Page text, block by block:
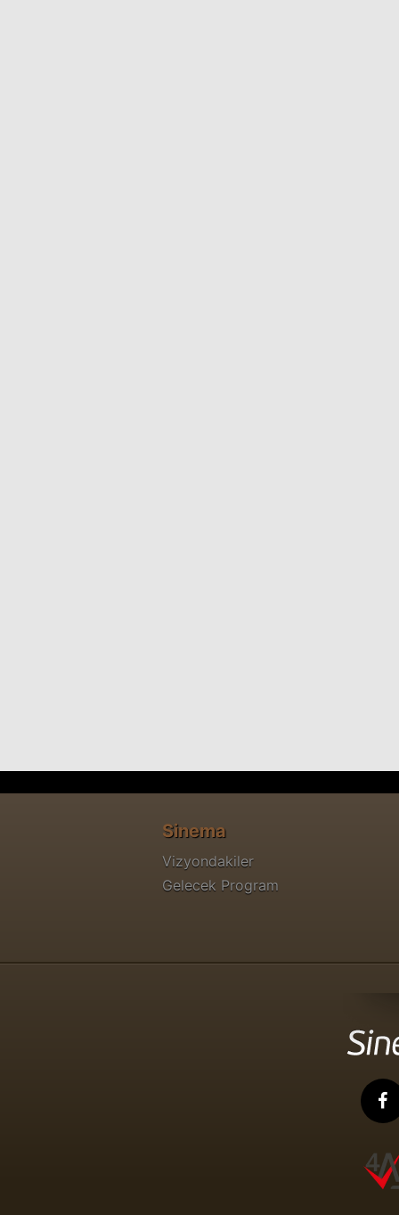
Sinema
Vizyondakiler
Gelecek Program